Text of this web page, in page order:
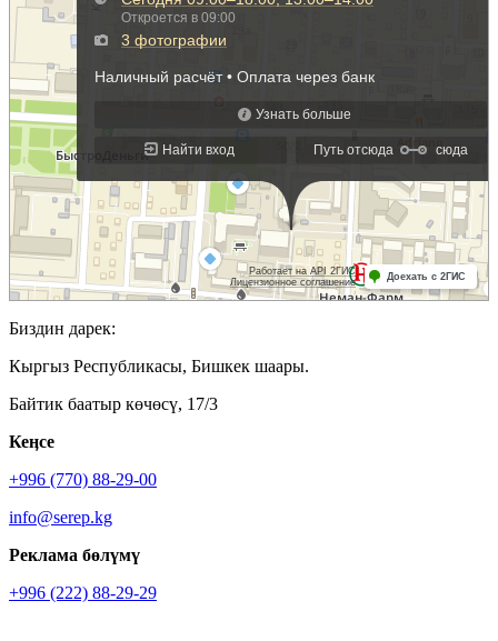
Биздин дарек:
Кыргыз Республикасы, Бишкек шаары.
Байтик баатыр көчөсү, 17/3
Кеӊсе
+996 (770) 88-29-00
info@serep.kg
Реклама бөлүмү
+996 (222) 88-29-29